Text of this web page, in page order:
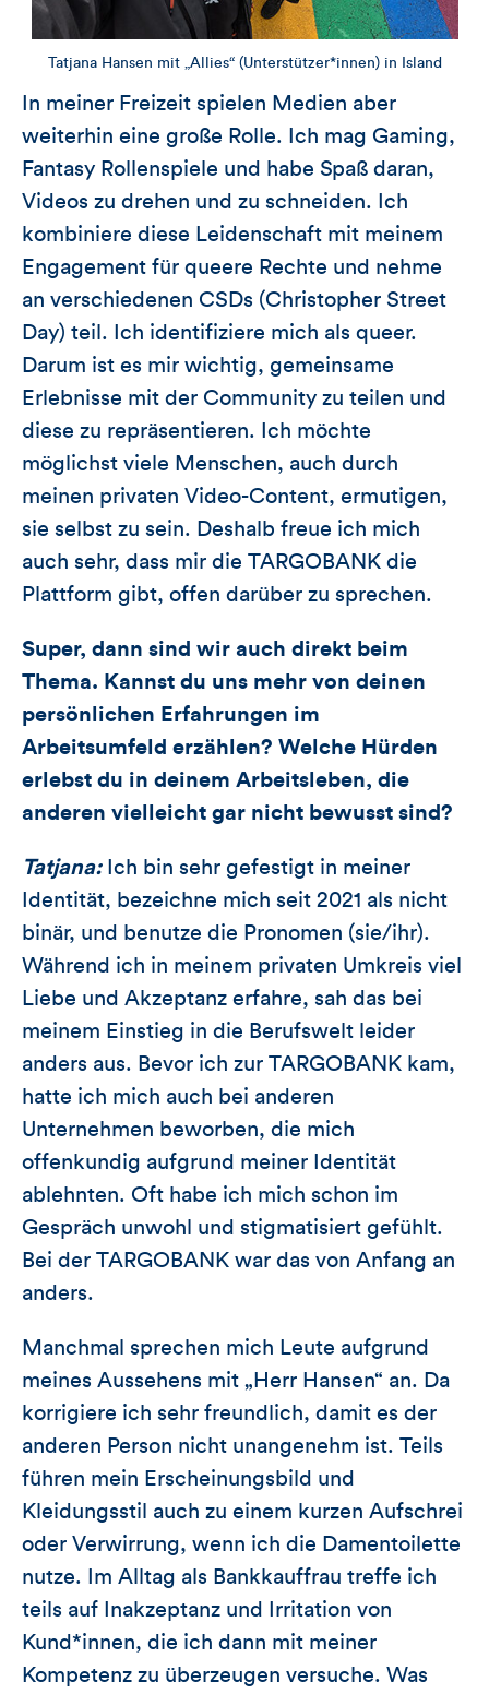
Tatjana Hansen mit „Allies“ (Unterstützer*innen) in Island
In meiner Freizeit spielen Medien aber
weiterhin eine große Rolle. Ich mag Gaming,
Fantasy Rollenspiele und habe Spaß daran,
Videos zu drehen und zu schneiden. Ich
kombiniere diese Leidenschaft mit meinem
Engagement für queere Rechte und nehme
an verschiedenen CSDs (Christopher Street
Day) teil. Ich identifiziere mich als queer.
Darum ist es mir wichtig, gemeinsame
Erlebnisse mit der Community zu teilen und
diese zu repräsentieren. Ich möchte
möglichst viele Menschen, auch durch
meinen privaten Video-Content, ermutigen,
sie selbst zu sein. Deshalb freue ich mich
auch sehr, dass mir die TARGOBANK die
Plattform gibt, offen darüber zu sprechen.
Super, dann sind wir auch direkt beim
Thema. Kannst du uns mehr von deinen
persönlichen Erfahrungen im
Arbeitsumfeld erzählen? Welche Hürden
erlebst du in deinem Arbeitsleben, die
anderen vielleicht gar nicht bewusst sind?
Tatjana: Ich bin sehr gefestigt in meiner
Identität, bezeichne mich seit 2021 als nicht
binär, und benutze die Pronomen (sie/ihr).
Während ich in meinem privaten Umkreis viel
Liebe und Akzeptanz erfahre, sah das bei
meinem Einstieg in die Berufswelt leider
anders aus. Bevor ich zur TARGOBANK kam,
hatte ich mich auch bei anderen
Unternehmen beworben, die mich
offenkundig aufgrund meiner Identität
ablehnten. Oft habe ich mich schon im
Gespräch unwohl und stigmatisiert gefühlt.
Bei der TARGOBANK war das von Anfang an
anders.
Manchmal sprechen mich Leute aufgrund
meines Aussehens mit „Herr Hansen“ an. Da
korrigiere ich sehr freundlich, damit es der
anderen Person nicht unangenehm ist. Teils
führen mein Erscheinungsbild und
Kleidungsstil auch zu einem kurzen Aufschrei
oder Verwirrung, wenn ich die Damentoilette
nutze. Im Alltag als Bankkauffrau treffe ich
teils auf Inakzeptanz und Irritation von
Kund*innen, die ich dann mit meiner
Kompetenz zu überzeugen versuche. Was